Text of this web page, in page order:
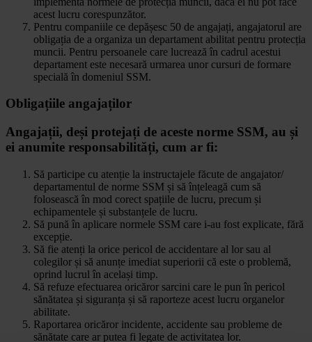
acest lucru corespunzător.
Pentru companiile ce depășesc 50 de angajați, angajatorul are
obligația de a organiza un departament abilitat pentru protecția
muncii. Pentru persoanele care lucrează în cadrul acestui
departament este necesară urmarea unor cursuri de formare
specială în domeniul SSM.
Obligațiile angajaților
Angajații, deși protejați de aceste norme SSM, au și
ei anumite responsabilități, cum ar fi:
Să participe cu atenție la instructajele făcute de angajator/
departamentul de norme SSM și să înțeleagă cum să
folosească în mod corect spațiile de lucru, precum și
echipamentele și substanțele de lucru.
Să pună în aplicare normele SSM care i-au fost explicate, fără
excepție.
Să fie atenți la orice pericol de accidentare al lor sau al
colegilor și să anunțe imediat superiorii că este o problemă,
oprind lucrul în același timp.
Să refuze efectuarea oricăror sarcini care le pun în pericol
sănătatea și siguranța și să raporteze acest lucru organelor
abilitate.
Raportarea oricăror incidente, accidente sau probleme de
sănătate care ar putea fi legate de activitatea lor.